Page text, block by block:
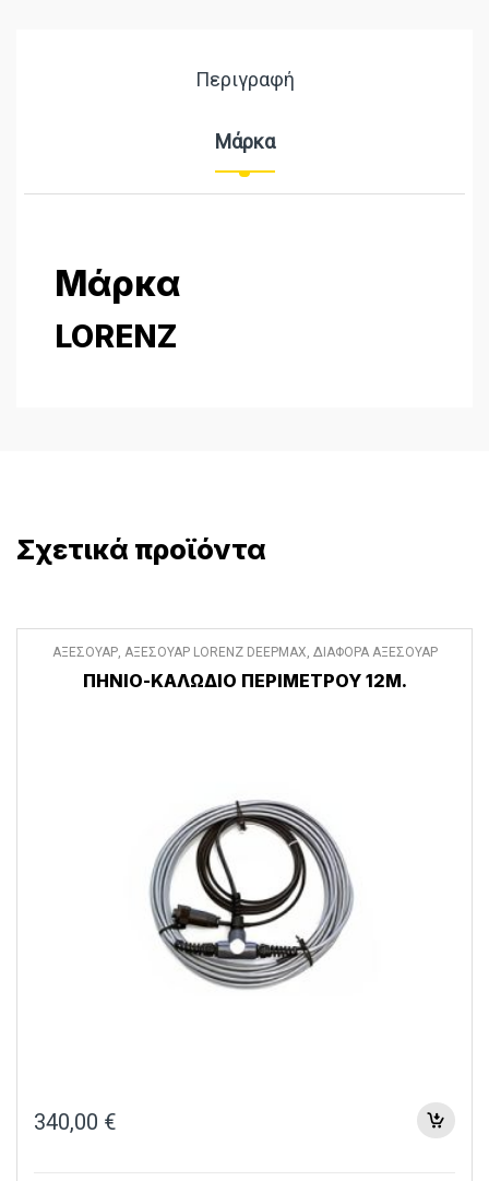
Περιγραφή
Μάρκα
Μάρκα
LORENZ
Σχετικά προϊόντα
ΑΞΕΣΟΥΑΡ, ΑΞΕΣΟΥΑΡ LORENZ DEEPMAX ΔΙΑΦΟΡΑ ΑΞΕΣΟΥΑΡ
ΠΗΝΊΟ-ΚΑΛΏΔΙΟ ΠΕΡΙΜΈΤΡΟΥ 12Μ.
340,00 €